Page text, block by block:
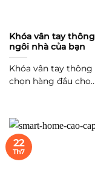
Khóa vân tay
ngôi nhà của bạn
Khóa vân tay
chọn hàng đầu cho...
22
Th7